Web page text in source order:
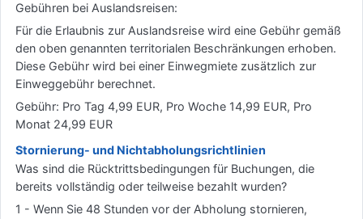
Gebühren bei Auslandsreisen:
Für die Erlaubnis zur Auslandsreise wird eine Gebühr gemäß
den oben genannten territorialen Beschränkungen erhoben.
Diese Gebühr wird bei einer Einwegmiete zusätzlich zur
Einweggebühr berechnet.
Gebühr: Pro Tag 4,99 EUR, Pro Woche 14,99 EUR, Pro
Monat 24,99 EUR
Stornierung- und Nichtabholungsrichtlinien
Was sind die Rücktrittsbedingungen für Buchungen, die
bereits vollständig oder teilweise bezahlt wurden?
1 - Wenn Sie 48 Stunden vor der Abholung stornieren,